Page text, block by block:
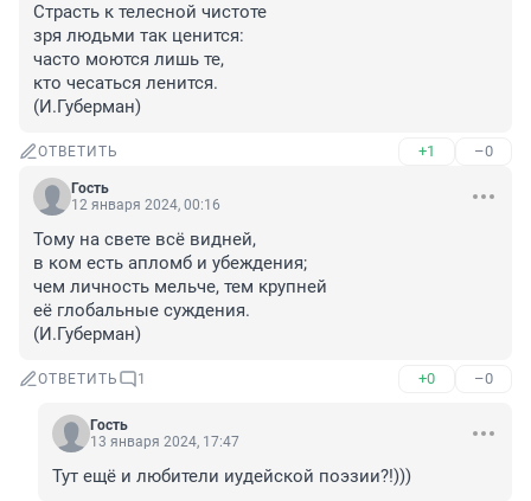
Страсть к телесной чистоте
зря людьми так ценится:
часто моются лишь те,
кто чесаться ленится.
(И.Губерман)
ОТВЕТИТЬ +1 –0
Гость
12 января 2024, 00:16
Тому на свете всё видней,
в ком есть апломб и убеждения;
чем личность мельче, тем крупней
её глобальные суждения.
(И.Губерман)
ОТВЕТИТЬ 1 +0 –0
Гость
13 января 2024, 17:47
Тут ещё и любители иудейской поэзии?!)))